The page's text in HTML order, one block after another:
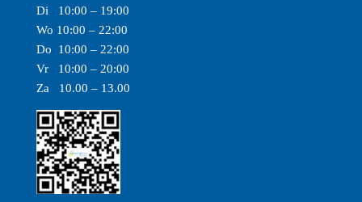
Di 10:00 – 19:00
Wo 10:00 – 22:00
Do 10:00 – 22:00
Vr 10:00 – 20:00
Za 10.00 – 13.00